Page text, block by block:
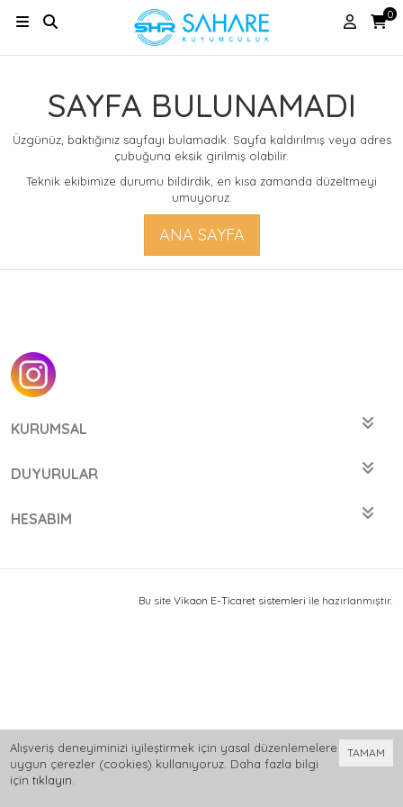
0
SAYFA BULUNAMADI
Üzgünüz, baktığınız sayfayı bulamadık. Sayfa kaldırılmış veya adres
çubuğuna eksik girilmiş olabilir.
Teknik ekibimize durumu bildirdik, en kısa zamanda düzeltmeyi
umuyoruz.
ANA SAYFA
KURUMSAL
DUYURULAR
HESABIM
Bu site Vikaon E-Ticaret sistemleri ile hazırlanmıştır.
TAMAM
Alışveriş deneyiminizi iyileştirmek için yasal düzenlemelere
uygun çerezler (cookies) kullanıyoruz. Daha fazla bilgi
için tıklayın